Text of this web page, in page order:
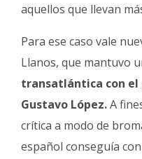
aquellos que llevan
Para ese caso vale
Llanos, que mantuvo
transatlántica con
Gustavo López.A
crítica a modo de
español conseguía